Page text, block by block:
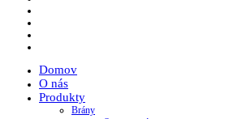
Domov
O nás
Produkty
Brány